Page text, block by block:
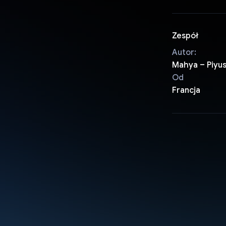
Zespół
Autor:
Mahya –
Od
Francja